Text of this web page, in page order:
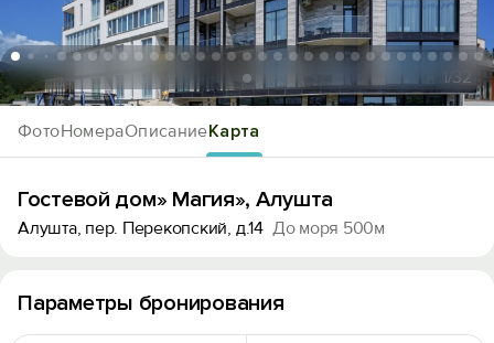
Добавить свой объект
ФотоНомераОписаниеКарта
1/32
Гостевой дом» Магия», Алушта
Алушта, пер. Перекопский, д.14 До моря 500м
Параметры бронирования